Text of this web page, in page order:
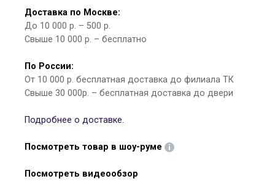
Доставка по Москве:
До 10 000 р. – 500 р.
Свыше 10 000 р. – бесплатно
По России:
От 10 000 р. бесплатная доставка до филиала ТК
Свыше 30 000р. – бесплатная доставка до двери
Подробнее о доставке.
Посмотреть товар в шоу-руме
Посмотреть видеообзор